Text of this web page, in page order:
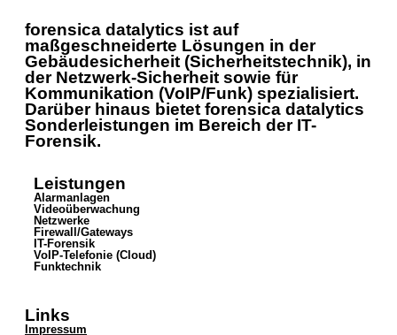
forensica datalytics ist auf
maßgeschneiderte Lösungen in der
Gebäudesicherheit (Sicherheitstechnik), in
der Netzwerk-Sicherheit sowie für
Kommunikation (VoIP/Funk) spezialisiert.
Darüber hinaus bietet forensica datalytics
Sonderleistungen im Bereich der IT-
Forensik.
Leistungen
Alarmanlagen
Videoüberwachung
Netzwerke
Firewall/Gateways
IT-Forensik
VoIP-Telefonie (Cloud)
Funktechnik
Links
Impressum